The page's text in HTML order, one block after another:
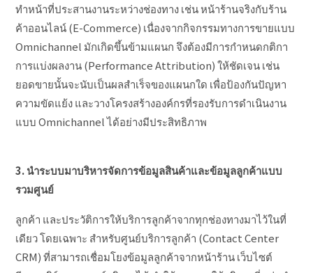
ทำหน้าที่ประสานงานระหว่างช่องทาง เช่น หน้าร้านจริงกับร้าน
ค้าออนไลน์ (E-Commerce) เนื่องจากกิจกรรมทางการขายแบบ
Omnichannel มักเกิดขึ้นข้ามแผนก จึงต้องมีการกำหนดกติกา
การแบ่งผลงาน (Performance Attribution) ให้ชัดเจน เช่น
ยอดขายนั้นจะนับเป็นผลสำเร็จของแผนกใด เพื่อป้องกันปัญหา
ความขัดแย้ง และวางโครงสร้างองค์กรที่รองรับการดำเนินงาน
แบบ Omnichannel ได้อย่างมีประสิทธิภาพ
3. นำระบบมาบริหารจัดการข้อมูลสินค้าและข้อมูลลูกค้าแบบ
รวมศูนย์
ลูกค้า และประวัติการให้บริการลูกค้าจากทุกช่องทางมาไว้ในที่
เดียว โดยเฉพาะ สำหรับศูนย์บริการลูกค้า (Contact Center
CRM) ที่สามารถเชื่อมโยงข้อมูลลูกค้าจากหน้าร้าน เว็บไซต์